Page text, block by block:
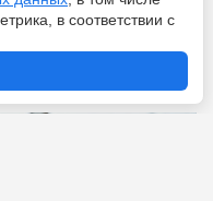
с «Челси» по
в соответствии с